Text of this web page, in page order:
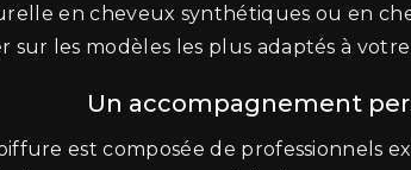
en cheveux synthétiques ou en
sur les modèles les plus adaptés à
Un accompagnement
est composée de professionnels